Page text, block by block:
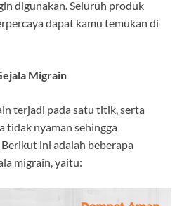
digunakan. Seluruh produk
dapat kamu temukan di
Migrain
terjadi pada satu titik, serta
tidak nyaman sehingga
ini adalah beberapa
migrain, yaitu: